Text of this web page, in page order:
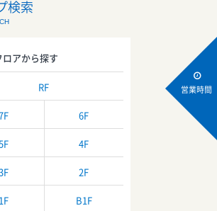
営業時間
検索
ロアから探す
RF
6F
4F
2F
1F B1F